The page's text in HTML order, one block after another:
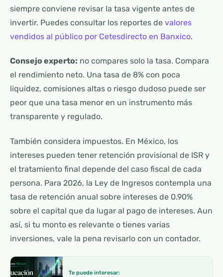
siempre conviene revisar la tasa vigente antes de
invertir. Puedes consultar los reportes de valores
vendidos al público por Cetesdirecto en Banxico.
Consejo experto: no compares solo la tasa. Compara
el rendimiento neto. Una tasa de 8% con poca
liquidez, comisiones altas o riesgo dudoso puede ser
peor que una tasa menor en un instrumento más
transparente y regulado.
También considera impuestos. En México, los
intereses pueden tener retención provisional de ISR y
el tratamiento final depende del caso fiscal de cada
persona. Para 2026, la Ley de Ingresos contempla una
tasa de retención anual sobre intereses de 0.90%
sobre el capital que da lugar al pago de intereses. Aun
así, si tu monto es relevante o tienes varias
inversiones, vale la pena revisarlo con un contador.
Te puede interesar: